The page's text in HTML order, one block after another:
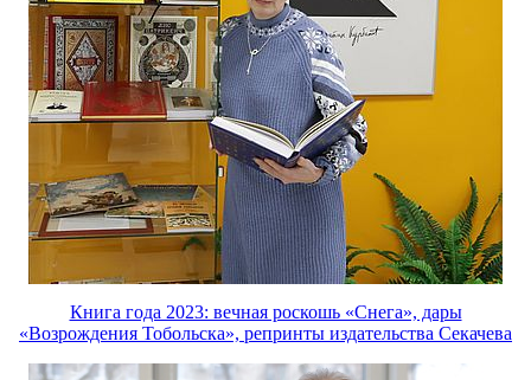
Книга года 2023: вечная роскошь «Снега», дары
«Возрождения Тобольска», репринты издательства Секачева